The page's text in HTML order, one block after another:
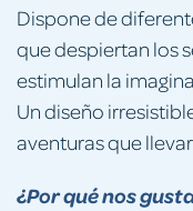
Dispone de
que despiertan los
estimulan la
Un diseño
aventuras que
¿Por qué nos